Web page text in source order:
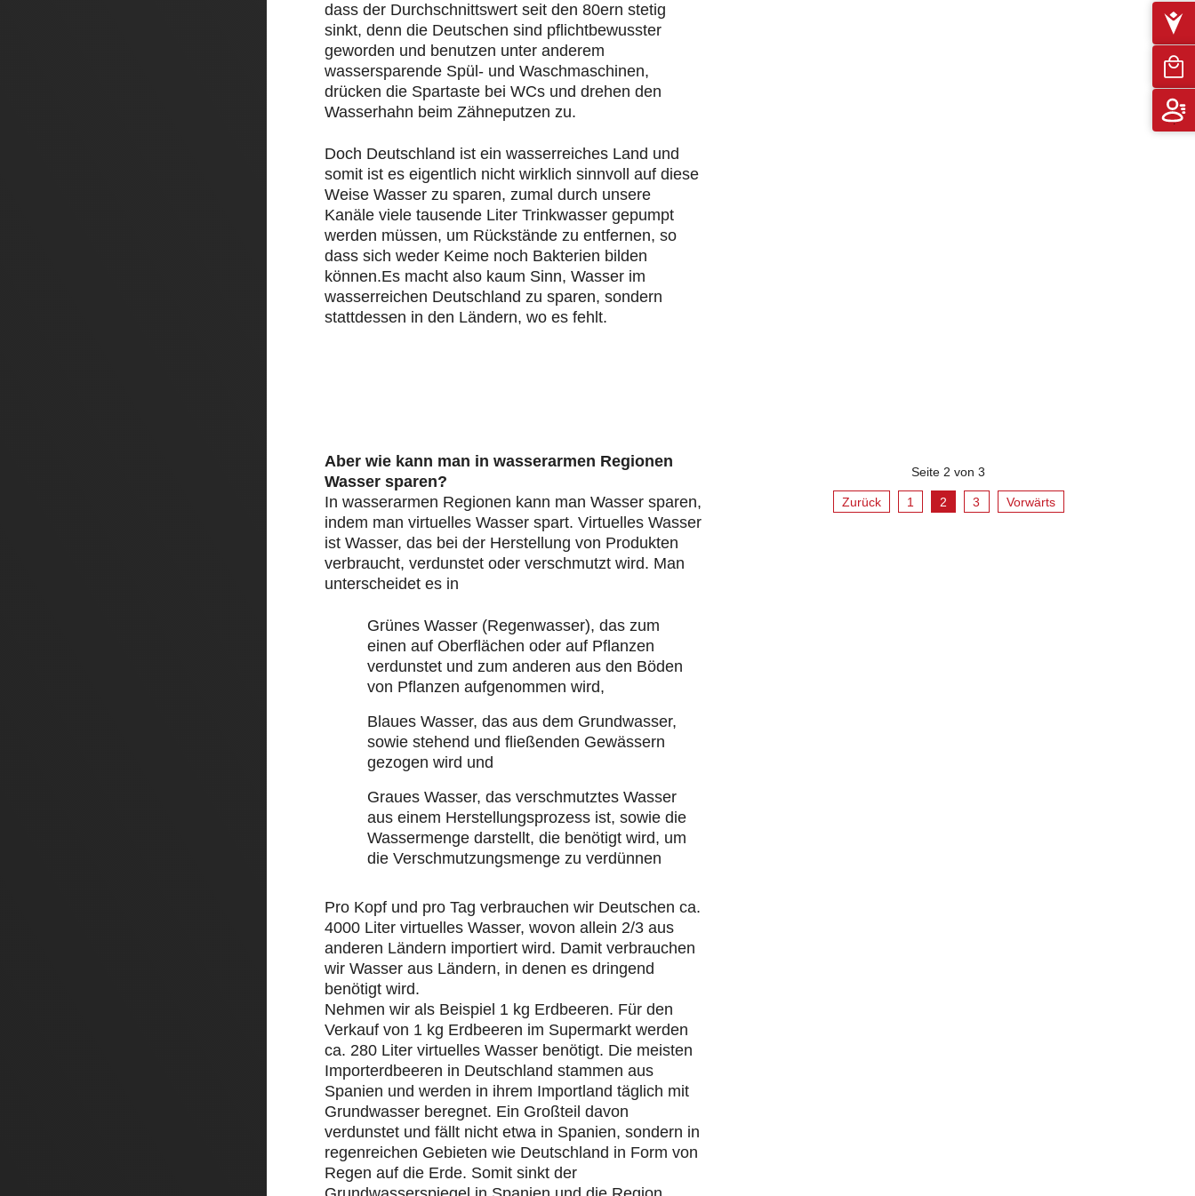
dass der Durchschnittswert seit den 80ern stetig
sinkt, denn die Deutschen sind pflichtbewusster
geworden und benutzen unter anderem
wassersparende Spül- und Waschmaschinen,
drücken die Spartaste bei WCs und drehen den
Wasserhahn beim Zähneputzen zu.
Doch Deutschland ist ein wasserreiches Land und
somit ist es eigentlich nicht wirklich sinnvoll auf diese
Weise Wasser zu sparen, zumal durch unsere
Kanäle viele tausende Liter Trinkwasser gepumpt
werden müssen, um Rückstände zu entfernen, so
dass sich weder Keime noch Bakterien bilden
können.Es macht also kaum Sinn, Wasser im
wasserreichen Deutschland zu sparen, sondern
stattdessen in den Ländern, wo es fehlt.
Aber wie kann man in wasserarmen Regionen
Wasser sparen?
In wasserarmen Regionen kann man Wasser sparen,
indem man virtuelles Wasser spart. Virtuelles Wasser
ist Wasser, das bei der Herstellung von Produkten
verbraucht, verdunstet oder verschmutzt wird. Man
unterscheidet es in
Grünes Wasser (Regenwasser), das zum
einen auf Oberflächen oder auf Pflanzen
verdunstet und zum anderen aus den Böden
von Pflanzen aufgenommen wird,
Blaues Wasser, das aus dem Grundwasser,
sowie stehend und fließenden Gewässern
gezogen wird und
Graues Wasser, das verschmutztes Wasser
aus einem Herstellungsprozess ist, sowie die
Wassermenge darstellt, die benötigt wird, um
die Verschmutzungsmenge zu verdünnen
Pro Kopf und pro Tag verbrauchen wir Deutschen ca.
4000 Liter virtuelles Wasser, wovon allein 2/3 aus
anderen Ländern importiert wird. Damit verbrauchen
wir Wasser aus Ländern, in denen es dringend
benötigt wird.
Nehmen wir als Beispiel 1 kg Erdbeeren. Für den
Verkauf von 1 kg Erdbeeren im Supermarkt werden
ca. 280 Liter virtuelles Wasser benötigt. Die meisten
Importerdbeeren in Deutschland stammen aus
Spanien und werden in ihrem Importland täglich mit
Grundwasser beregnet. Ein Großteil davon
verdunstet und fällt nicht etwa in Spanien, sondern in
regenreichen Gebieten wie Deutschland in Form von
Regen auf die Erde. Somit sinkt der
Seite 2 von 3
Zurück 1 2 3 Vorwärts